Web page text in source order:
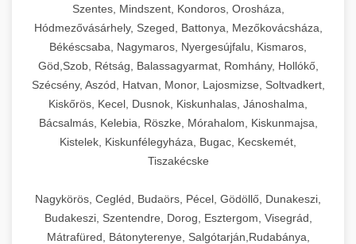
Szentes, Mindszent, Kondoros, Orosháza,
Hódmezővásárhely, Szeged, Battonya, Mezőkovácsháza,
Békéscsaba, Nagymaros, Nyergesújfalu, Kismaros,
Göd,Szob, Rétság, Balassagyarmat, Romhány, Hollókő,
Szécsény, Aszód, Hatvan, Monor, Lajosmizse, Soltvadkert,
Kiskőrös, Kecel, Dusnok, Kiskunhalas, Jánoshalma,
Bácsalmás, Kelebia, Röszke, Mórahalom, Kiskunmajsa,
Kistelek, Kiskunfélegyháza, Bugac, Kecskemét,
Tiszakécske
Nagykörös, Cegléd, Budaörs, Pécel, Gödöllő, Dunakeszi,
Budakeszi, Szentendre, Dorog, Esztergom, Visegrád,
Mátrafüred, Bátonyterenye, Salgótarján,Rudabánya,